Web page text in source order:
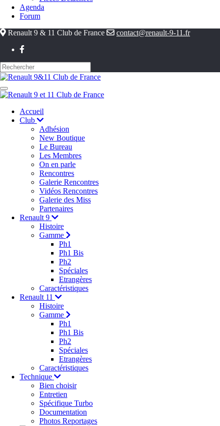
Agenda
Forum
Renault 9 & 11 Club de France
contact@renault-9-11.fr
Accueil
Club
Adhésion
New Boutique
Le Bureau
Les Membres
On en parle
Rencontres
Galerie Rencontres
Vidéos Rencontres
Galerie des Miss
Partenaires
Renault 9
Histoire
Gamme
Ph1
Ph1 Bis
Ph2
Spéciales
Etrangères
Caractéristiques
Renault 11
Histoire
Gamme
Ph1
Ph1 Bis
Ph2
Spéciales
Etrangères
Caractéristiques
Technique
Bien choisir
Entretien
Spécifique Turbo
Documentation
Photos Reportages